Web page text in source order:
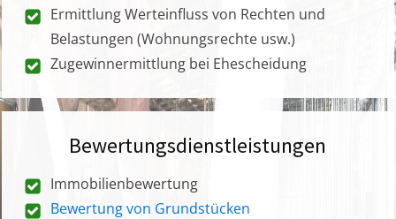
Ermittlung Werteinfluss von Rechten und
Belastungen (Wohnungsrechte usw.)
Zugewinnermittlung bei Ehescheidung
Bewertungsdienstleistungen
Immobilienbewertung
Bewertung von Grundstücken